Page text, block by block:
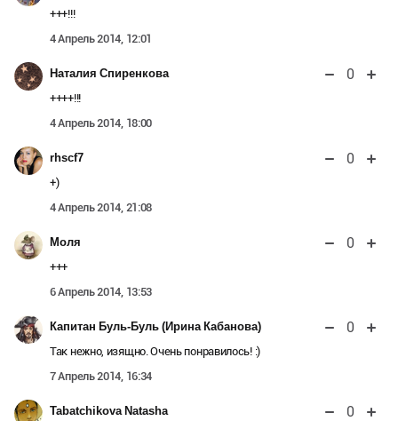
+++!!!
4 Апрель 2014, 12:01
Наталия Спиренкова 0
++++!!!
4 Апрель 2014, 18:00
rhscf7 0
+)
4 Апрель 2014, 21:08
Моля 0
+++
6 Апрель 2014, 13:53
Капитан Буль-Буль (Ирина Кабанова) 0
Так нежно, изящно. Очень понравилось! :)
7 Апрель 2014, 16:34
Tabatchikova Natasha 0